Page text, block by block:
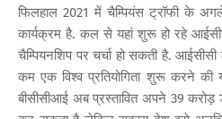
फिलहाल 2021 में चैम्पियंस ट्रॉफी के
कार्यक्रम है. कल से यहां शुरू हो रहे
चैम्पियनशिप पर चर्चा हो सकती है.
कम एक विश्व प्रतियोगिता शुरू करने की
बीसीसीआई अब प्रस्तावित अपने 39